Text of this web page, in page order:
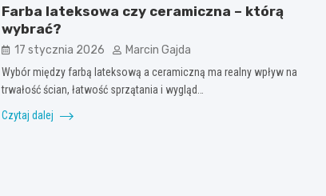
Farba lateksowa czy ceramiczna – którą
wybrać?
17 stycznia 2026 Marcin Gajda
Wybór między farbą lateksową a ceramiczną ma realny wpływ na
trwałość ścian, łatwość sprzątania i wygląd…
Czytaj dalej